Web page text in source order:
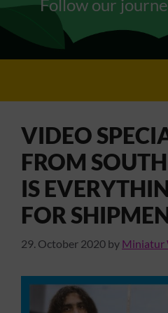
Follow our
VIDEO
FROM
IS
FOR
29. October 2020 by Miniatur